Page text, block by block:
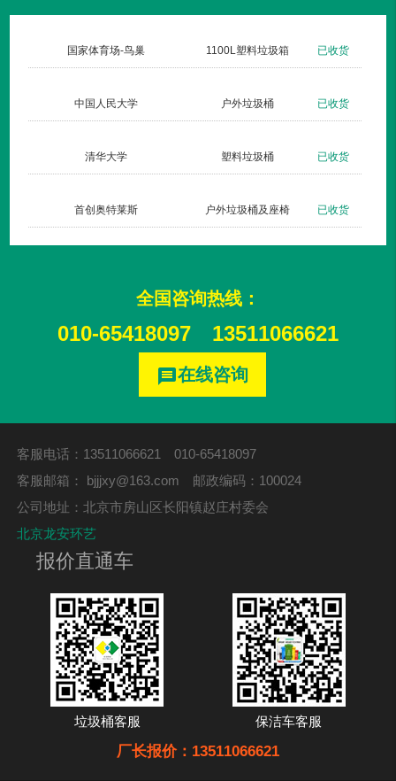
国家体育场-鸟巢 1100L塑料垃圾箱 已收货
中国人民大学 户外垃圾桶 已收货
清华大学 塑料垃圾桶 已收货
首创奥特莱斯 户外垃圾桶及座椅 已收货
全国咨询热线：
010-65418097 13511066621
message在线咨询
客服电话：13511066621 010-65418097
客服邮箱： bjjjxy@163.com 邮政编码：100024
公司地址：北京市房山区长阳镇赵庄村委会
北京龙安环艺
报价直通车
垃圾桶客服 保洁车客服
厂长报价：13511066621